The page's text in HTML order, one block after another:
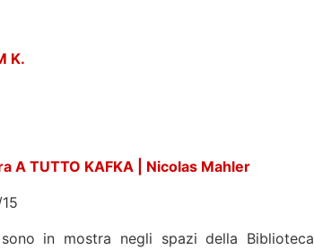
K.
A TUTTO KAFKA | Nicolas Mahler
sono in mostra negli spazi della Biblioteca